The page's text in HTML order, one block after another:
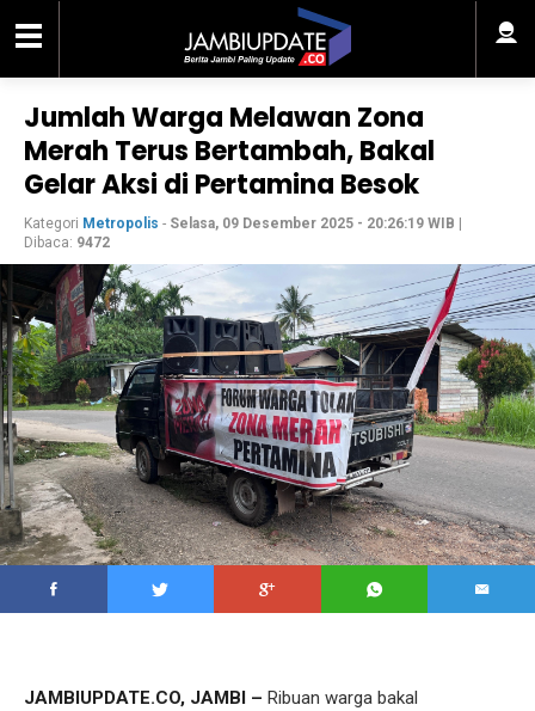
Jumlah Warga Melawan Zona
Merah Terus Bertambah, Bakal
Gelar Aksi di Pertamina Besok
Kategori Metropolis - Selasa, 09 Desember 2025 - 20:26:19 WIB
Dibaca: 9472
JAMBIUPDATE.CO, JAMBI – Ribuan warga bakal